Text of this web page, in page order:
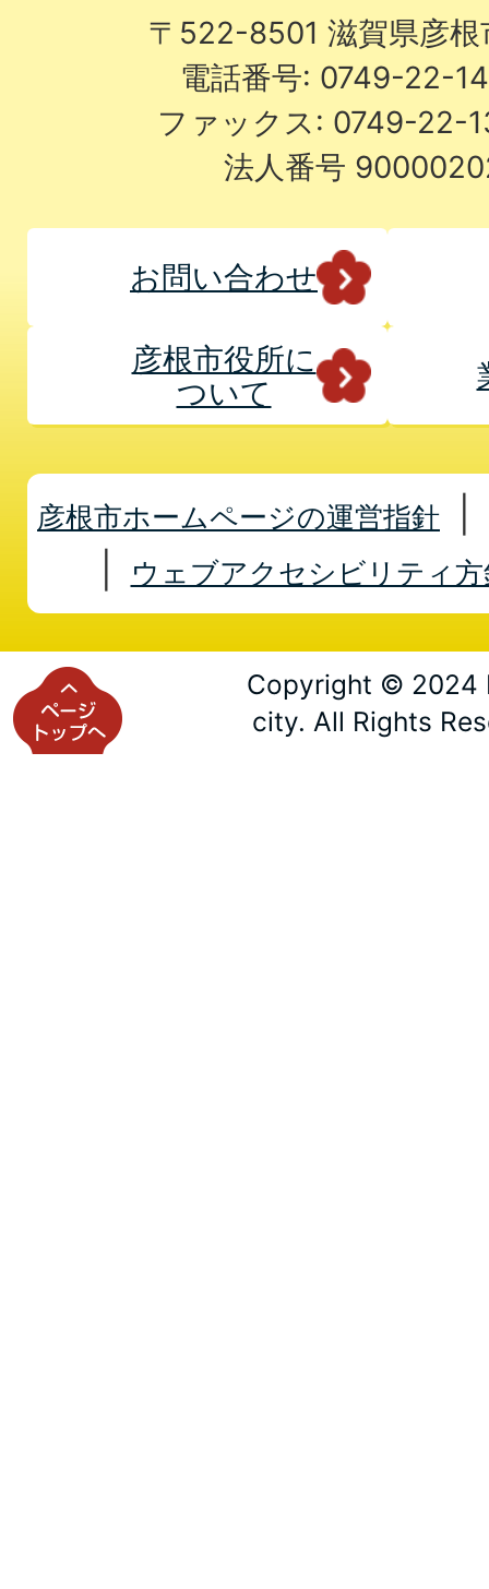
〒522-8501 滋賀県彦
電話番号: 0749-22-
ファックス: 0749-22-
法人番号
お問い合わせ
彦根市役所に
ついて
彦根市ホームページの運営指針
ウェブアクセシビリティ方
Copyright © 2024
city. All Rights